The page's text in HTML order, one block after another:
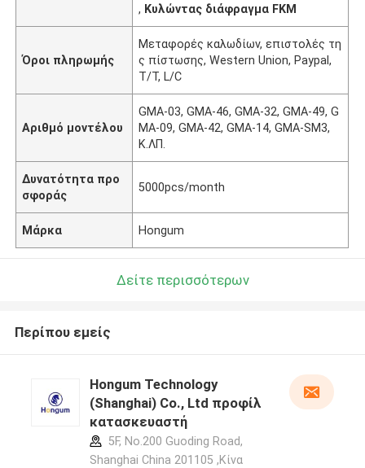
, Κυλώντας διάφραγμα FKM
Όροι πληρωμής
Μεταφορές καλωδίων, επιστολές τη
ς πίστωσης, Western Union, Paypal,
T/T, L/C
Αριθμό μοντέλου
GMA-03, GMA-46, GMA-32, GMA-49, G
MA-09, GMA-42, GMA-14, GMA-SM3,
Κ.ΛΠ.
Δυνατότητα προ
σφοράς
5000pcs/month
Μάρκα Hongum
Δείτε περισσότερων
Περίπου εμείς
Hongum Technology
(Shanghai) Co., Ltd προφίλ
κατασκευαστή
5F, No.200 Guoding Road,
Shanghai China 201105 ,Κίνα